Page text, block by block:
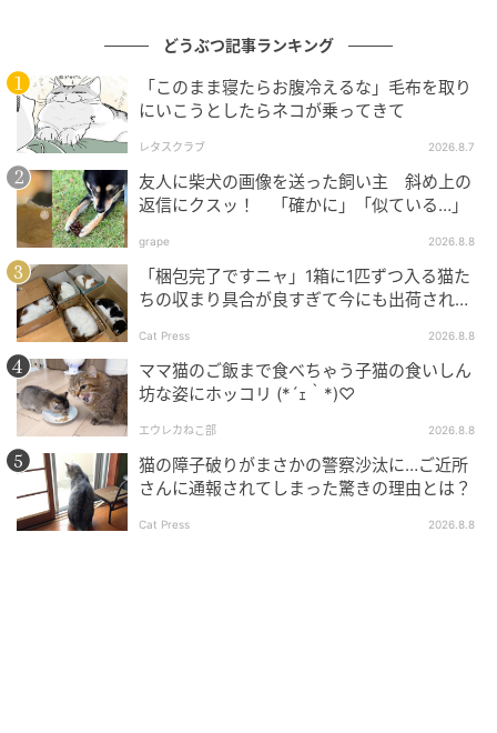
どうぶつ記事ランキング
「このまま寝たらお腹冷えるな」毛布を取り
にいこうとしたらネコが乗ってきて
レタスクラブ 2026.8.7
友人に柴犬の画像を送った飼い主 斜め上の
返信にクスッ！ 「確かに」「似ている…」
grape 2026.8.8
「梱包完了ですニャ」1箱に1匹ずつ入る猫た
ちの収まり具合が良すぎて今にも出荷されそ
Cat Press 2026.8.8
ママ猫のご飯まで食べちゃう子猫の食いしん
坊な姿にホッコリ (*´ｪ｀*)♡
エウレカねこ部 2026.8.8
猫の障子破りがまさかの警察沙汰に…ご近所
さんに通報されてしまった驚きの理由とは？
Cat Press 2026.8.8